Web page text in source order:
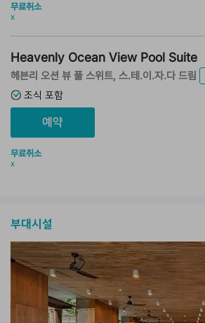
무료취소
x
Heavenly Ocean View Pool Suite
헤븐리 오션 뷰 풀 스위트, 스.테.이.자.다 드림
조식 포함
무료취소
x
부대시설